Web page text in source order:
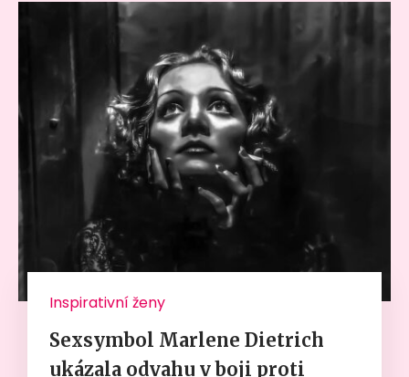
Inspirativní ženy
Sexsymbol Marlene Dietrich
ukázala odvahu v boji proti